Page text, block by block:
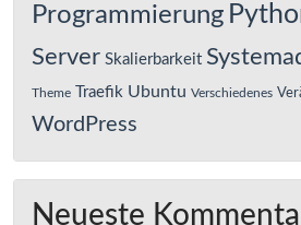
Programmierung
Server Skalierbarkeit
Theme Traefik Ubuntu Verschiedenes
WordPress
Neueste